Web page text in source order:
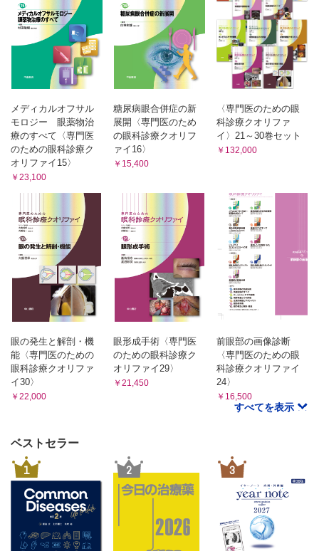
オカルト黄斑ジストロフィ （角田和繁）
小口病 （山田喜三郎）
CQ 眼底自発蛍光所見が診断に有用な黄斑変性疾患について
教えてください （石龍鉄樹）
EV occult macular dystrophyの発見から遺伝子同定まで
（三宅養三）
10 炎症性疾患
Vogt-小柳-原田病 （丸子一朗）
ぶどう膜炎 （園田康平）
AZOOR complex （岸 章治）
てください （藤原貴光）
11 脈絡膜腫瘍
脈絡膜血管腫 （古田 実）
脈絡膜骨腫 （飯島裕幸）
脈絡膜悪性黒色腫 （古田 実）
眼内悪性リンパ腫 （古田 実）
機種一覧 （板谷正紀）
索引
メディカルオフサル
モロジー 眼薬物治
療のすべて〈専門医
のための眼科診療ク
オリファイ15〉
￥23,100
糖尿病眼合併症の新
展開〈専門医のため
の眼科診療クオリフ
ァイ16〉
￥15,400
〈専門医のための眼
科診療クオリファ
イ〉21～30巻セット
￥132,000
眼の発生と解剖・機
能〈専門医のための
眼科診療クオリファ
イ30〉
￥22,000
眼形成手術〈専門医
のための眼科診療ク
オリファイ29〉
￥21,450
前眼部の画像診断
〈専門医のための眼
科診療クオリファイ
24〉
￥16,500
すべてを表示
ベストセラー
1 2 3